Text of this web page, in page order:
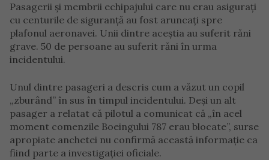
Pasagerii și membrii echipajului care nu erau asigurați
cu centurile de siguranță au fost aruncați spre
plafonul aeronavei. Unii dintre aceștia au suferit răni
grave. 50 de persoane au suferit răni în urma
incidentului.
Unul dintre pasageri a descris cum a văzut un copil
„zburând” în sus în timpul incidentului. Deși un alt
pasager a relatat că pilotul a comunicat că „în acel
moment comenzile Boeingului 787 erau blocate”, surse
apropiate anchetei nu confirmă această informație ca
fiind parte a investigației oficiale.